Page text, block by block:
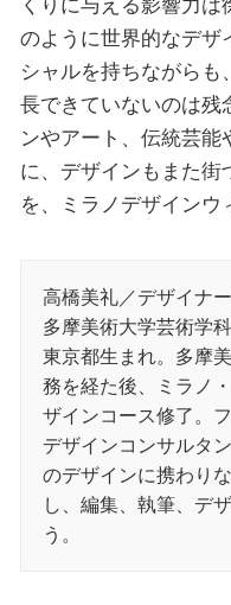
のように世界的なデザ
シャルを持ちながら
長できていないのは残
ンやアート、伝統芸能
に、デザインもまた街
を、ミラノデザインウ
高橋美礼／デザイナ
多摩美術大学芸術学
東京都生まれ。多摩
務を経た後、ミラノ
ザインコース修了。
デザインコンサルタ
のデザインに携わり
し、編集、執筆、デ
う。